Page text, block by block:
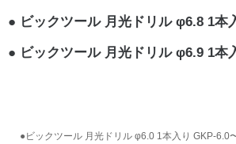
ビックツール 月光ドリル φ6.8 1本
ビックツール 月光ドリル φ6.9 1本
●ビックツール 月光ドリル φ6.0 1本入り GKP-6.0